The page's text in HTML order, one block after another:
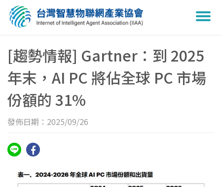
[趨勢情報] Gartner：到 2025
年末，AI PC 將佔全球 PC 市場
份額的 31%
發佈日期：2025/09/26